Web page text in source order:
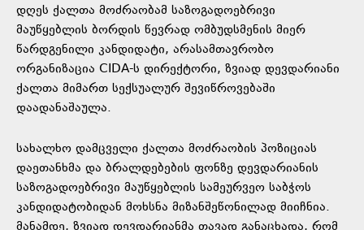
დღეს ქალთა მოძრაობამ საზოგადოებრივი
მაუწყებლის ბორდის წევრად ომბუდსმენის მიერ
წარდგენილი კანდიდატი, არასამთავრობო
ორგანიზაცია CIDA-ს დირექტორი, ზვიად დევდარიანი
ქალთა მიმართ სექსუალურ შევიწროვებაში
დაადანაშაულა.
სახალხო დამცველი ქალთა მოძრაობის პოზიციას
დაეთანხმა და ბრალდებების ფონზე დევდარიანის
საზოგადოებრივი მაუწყებლის სამეურვეო საბჭოს
კანდიდატობიდან მოხსნა მიზანშეწონილად მიიჩნია.